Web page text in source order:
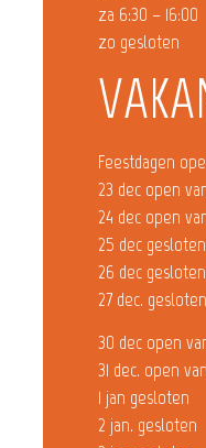
za 6:30 – 16:00
zo gesloten
Feestdagen
23 dec open
24 dec open
25 dec gesloten
26 dec gesloten
27 dec. gesloten
30 dec open
31 dec. open
1 jan gesloten
2 jan. gesloten